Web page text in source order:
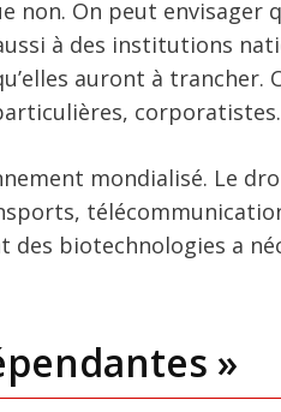
non. On peut envisager
à des institutions
auront à
mondialisé. Le
des biotechnologies a
»